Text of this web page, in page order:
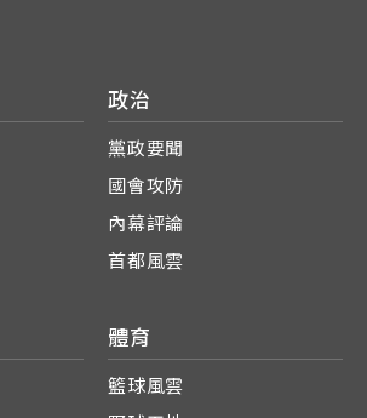
政治
黨政要聞
國會攻防
內幕評論
首都風雲
體育
籃球風雲